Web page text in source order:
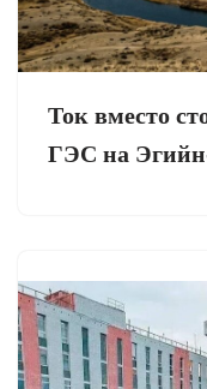
Ток вместо
ГЭС на